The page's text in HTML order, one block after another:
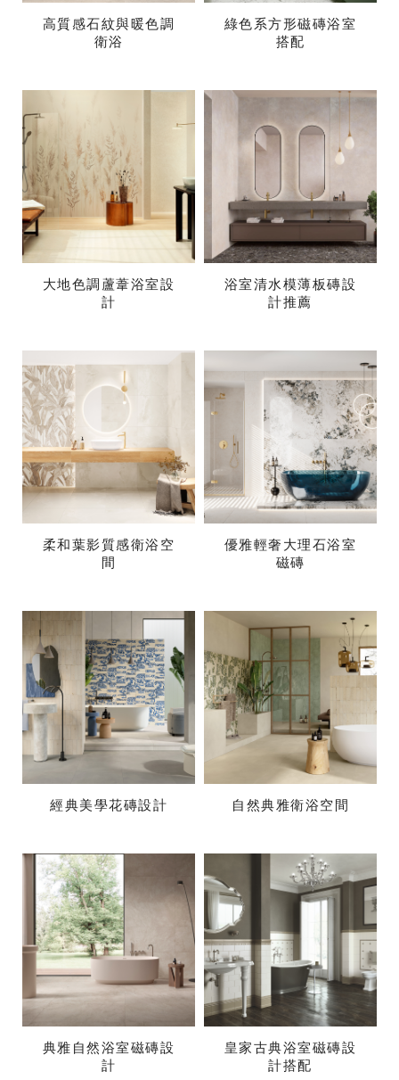
高質感石紋與暖色調
衛浴
綠色系方形磁磚浴室
搭配
大地色調蘆葦浴室設
計
浴室清水模薄板磚設
計推薦
柔和葉影質感衛浴空
間
優雅輕奢大理石浴室
磁磚
經典美學花磚設計 自然典雅衛浴空間
典雅自然浴室磁磚設
計
皇家古典浴室磁磚設
計搭配